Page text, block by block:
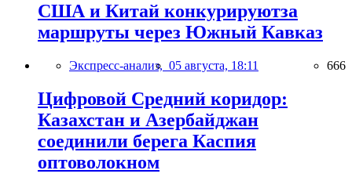
США и Китай конкурируютза
маршруты через Южный Кавказ
Экспресс-анализ, 05 августа, 18:11 666
Цифровой Средний коридор:
Казахстан и Азербайджан
соединили берега Каспия
оптоволокном